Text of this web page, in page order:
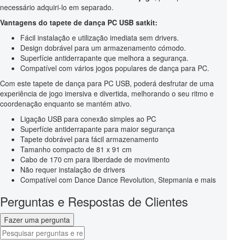
necessário adquiri-lo em separado.
Vantagens do tapete de dança PC USB satkit:
Fácil instalação e utilização imediata sem drivers.
Design dobrável para um armazenamento cómodo.
Superfície antiderrapante que melhora a segurança.
Compatível com vários jogos populares de dança para PC.
Com este tapete de dança para PC USB, poderá desfrutar de uma
experiência de jogo imersiva e divertida, melhorando o seu ritmo e
coordenação enquanto se mantém ativo.
Ligação USB para conexão simples ao PC
Superfície antiderrapante para maior segurança
Tapete dobrável para fácil armazenamento
Tamanho compacto de 81 x 91 cm
Cabo de 170 cm para liberdade de movimento
Não requer instalação de drivers
Compatível com Dance Dance Revolution, Stepmania e mais
Perguntas e Respostas de Clientes
Fazer uma pergunta